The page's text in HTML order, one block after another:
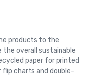
products to the
the overall sustainable
paper for printed
charts and double-